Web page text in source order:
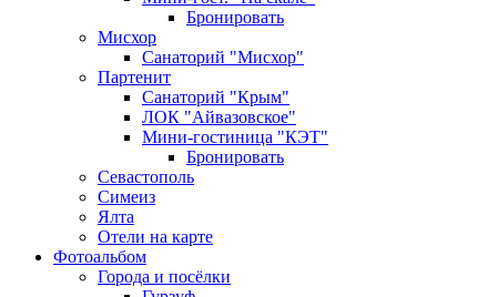
Бронировать
Мисхор
Санаторий "Мисхор"
Партенит
Санаторий "Крым"
ЛОК "Айвазовское"
Мини-гостиница "КЭТ"
Бронировать
Севастополь
Симеиз
Ялта
Отели на карте
Фотоальбом
Города и посёлки